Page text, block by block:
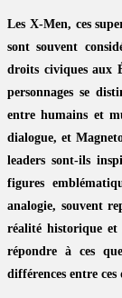
Les X-Men, ces
sont souvent
droits civiques aux
personnages se
entre humains et
dialogue, et
leaders sont-ils
figures
analogie, souvent
réalité historique et
répondre à ces
différences entre ces